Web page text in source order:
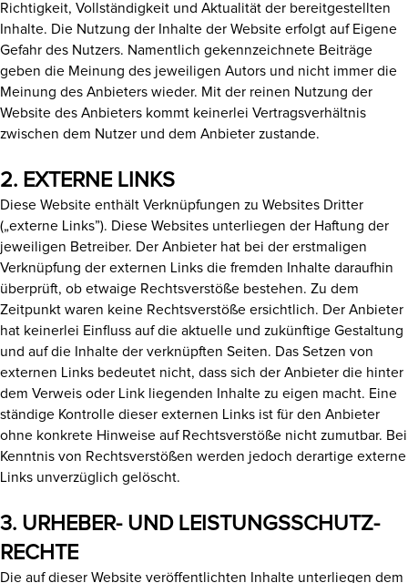
Richtigkeit, Vollständigkeit und Aktualität der bereitgestellten
Inhalte. Die Nutzung der Inhalte der Website erfolgt auf Eigene
Gefahr des Nutzers. Namentlich gekennzeichnete Beiträge
geben die Meinung des jeweiligen Autors und nicht immer die
Meinung des Anbieters wieder. Mit der reinen Nutzung der
Website des Anbieters kommt keinerlei Vertragsverhältnis
zwischen dem Nutzer und dem Anbieter zustande.
2. EXTERNE LINKS
Diese Website enthält Verknüpfungen zu Websites Dritter
(„externe Links”). Diese Websites unterliegen der Haftung der
jeweiligen Betreiber. Der Anbieter hat bei der erstmaligen
Verknüpfung der externen Links die fremden Inhalte daraufhin
überprüft, ob etwaige Rechtsverstöße bestehen. Zu dem
Zeitpunkt waren keine Rechtsverstöße ersichtlich. Der Anbieter
hat keinerlei Einfluss auf die aktuelle und zukünftige Gestaltung
und auf die Inhalte der verknüpften Seiten. Das Setzen von
externen Links bedeutet nicht, dass sich der Anbieter die hinter
dem Verweis oder Link liegenden Inhalte zu eigen macht. Eine
ständige Kontrolle dieser externen Links ist für den Anbieter
ohne konkrete Hinweise auf Rechtsverstöße nicht zumutbar. Bei
Kenntnis von Rechtsverstößen werden jedoch derartige externe
Links unverzüglich gelöscht.
3. URHEBER- UND LEISTUNGSSCHUTZ­
RECHTE
Die auf dieser Website veröffentlichten Inhalte unterliegen dem